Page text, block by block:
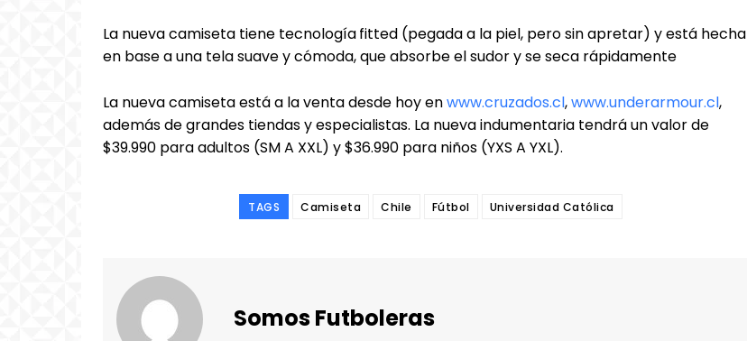
La nueva camiseta tiene tecnologíafitted (pegada a la piel, pero sin apretar) y está hecha
en base a una tela suave y cómoda, que absorbe el sudor y se seca rápidamente
La nueva camiseta está a la venta desde hoy enwww.cruzados.cl,www.underarmour.cl,
además de grandes tiendas y especialistas. La nueva indumentaria tendrá un valor de
$39.990 para adultos (SM A XXL) y $36.990 para niños (YXS A YXL).
TAGS Camiseta Chile Fútbol Universidad Católica
Somos Futboleras